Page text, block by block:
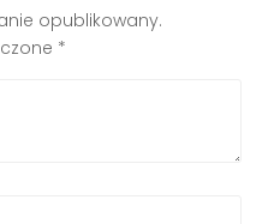
opublikowany.
*